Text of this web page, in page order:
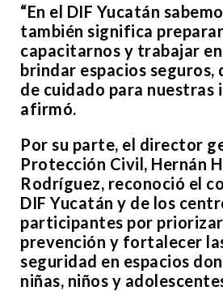
“En el DIF Yucatán
también significa
capacitarnos y trabajar
brindar espacios seguros,
de cuidado para nuestras
afirmó.
Por su parte, el director
Protección Civil, Hernán
Rodríguez, reconoció el
DIF Yucatán y de los
participantes por
prevención y fortalecer
seguridad en espacios
niñas, niños y